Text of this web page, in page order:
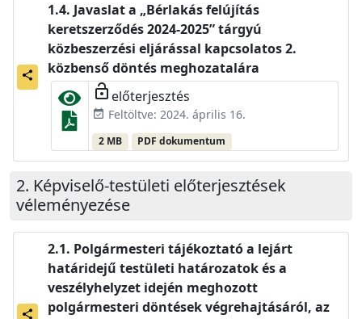
share
Javaslat a „Bérlakás felújítás
keretszerződés 2024-2025” tárgyú
közbeszerzési eljárással kapcsolatos 2.
közbenső döntés meghozatalára
lock_open előterjesztés
event_available Feltöltve: 2024. április 16.
2 MB PDF dokumentum
Képviselő-testületi előterjesztések
véleményezése
share
Polgármesteri tájékoztató a lejárt
határidejű testületi határozatok és a
veszélyhelyzet idején meghozott
polgármesteri döntések végrehajtásáról, az